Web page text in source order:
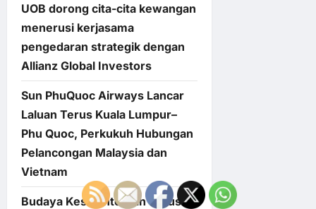
UOB dorong cita-cita kewangan
menerusi kerjasama
pengedaran strategik dengan
Allianz Global Investors
Sun PhuQuoc Airways Lancar
Laluan Terus Kuala Lumpur–
Phu Quoc, Perkukuh Hubungan
Pelancongan Malaysia dan
Vietnam
Budaya Kesejahteraan Terus